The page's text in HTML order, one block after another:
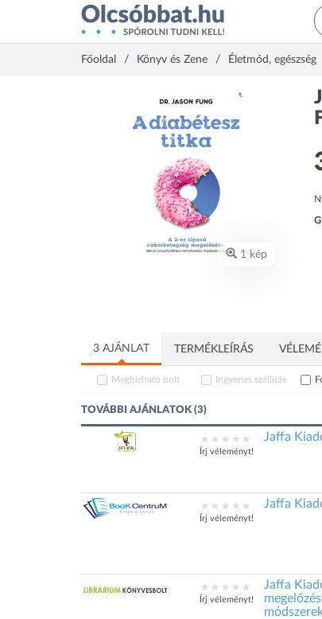
Főoldal Könyv és Zene Életmód, egészség
1 kép
3 AJÁNLAT TERMÉKLEÍRÁS
Megbízható bolt Ingyenes szállítás
TOVÁBBI AJÁNLATOK (3)
Írj véleményt!
Jaffa
Írj véleményt!
Jaffa
Írj véleményt!
Jaffa